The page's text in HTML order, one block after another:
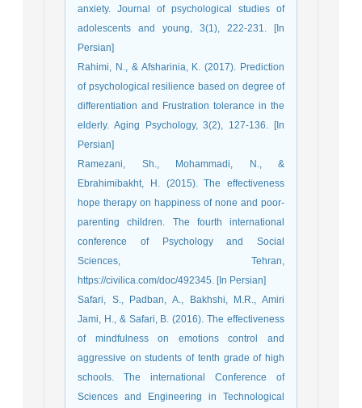
anxiety. Journal of psychological studies of
adolescents and young, 3(1), 222-231. [In
Persian]
Rahimi, N., & Afsharinia, K. (2017). Prediction
of psychological resilience based on degree of
differentiation and Frustration tolerance in the
elderly. Aging Psychology, 3(2), 127-136. [In
Persian]
Ramezani, Sh., Mohammadi, N., &
Ebrahimibakht, H. (2015). The effectiveness
hope therapy on happiness of none and poor-
parenting children. The fourth international
conference of Psychology and Social
Sciences, Tehran,
https://civilica.com/doc/492345. [In Persian]
Safari, S., Padban, A., Bakhshi, M.R., Amiri
Jami, H., & Safari, B. (2016). The effectiveness
of mindfulness on emotions control and
aggressive on students of tenth grade of high
schools. The international Conference of
Sciences and Engineering in Technological